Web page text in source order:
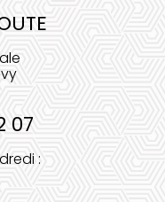
07
: